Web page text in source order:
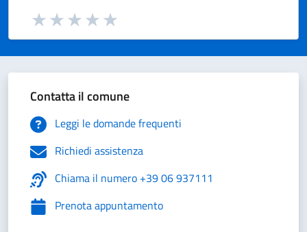
Valuta da 1 a 5 stelle la pagina
Valuta 5 stelle su 5
Valuta 4 stelle su 5
Valuta 3 stelle su 5
Valuta 2 stelle su 5
Valuta 1 stelle su 5
Contatta il comune
Leggi le domande frequenti
Richiedi assistenza
Chiama il numero +39 06 937111
Prenota appuntamento